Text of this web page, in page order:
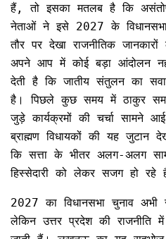
हैं, तो इसका मतलब है कि
नेताओं ने इसे 2027 के
तौर पर देखा राजनीतिक
अपने आप में कोई बड़ा आंदोलन
देती है कि जातीय संतुलन का
है। पिछले कुछ समय में ठाकुर
जुड़े कार्यक्रमों की चर्चा सामने
ब्राह्मण विधायकों की यह जुटान
कि सत्ता के भीतर अलग-अलग
हिस्सेदारी को लेकर सजग हो रहे
2027 का विधानसभा चुनाव
लेकिन उत्तर प्रदेश की राजनीति